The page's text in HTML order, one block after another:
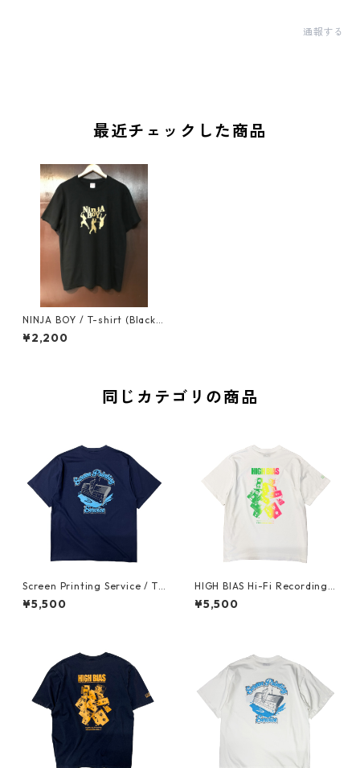
通報する
最近チェックした商品
NINJA BOY / T-shirt (Black×
Gold)
¥2,200
同じカテゴリの商品
Screen Printing Service / T-
shirt (Indigo)
¥5,500
HIGH BIAS Hi-Fi Recording T
-shirt "NEON COLOR" (Fluo
rescent Gradient)
¥5,500